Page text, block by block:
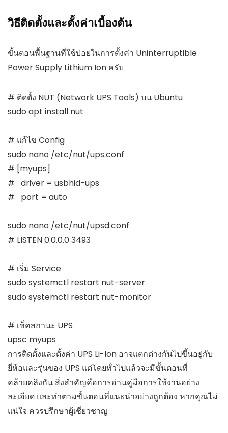
วิธีติดตั้งและตั้งค่าเบื้องต้น
ขั้นตอนพื้นฐานที่ใช้บ่อยในการตั้งค่า Uninterruptible
Power Supply Lithium Ion ครับ
# ติดตั้ง NUT (Network UPS Tools) บน Ubuntu
sudo apt install nut
# แก้ไข Config
sudo nano /etc/nut/ups.conf
# [myups]
#   driver = usbhid-ups
#   port = auto
sudo nano /etc/nut/upsd.conf
# LISTEN 0.0.0.0 3493
# เริ่ม Service
sudo systemctl restart nut-server
sudo systemctl restart nut-monitor
# เช็คสถานะ UPS
upsc myups
การติดตั้งและตั้งค่า UPS Li-Ion อาจแตกต่างกันไปขึ้นอยู่กับ
ยี่ห้อและรุ่นของ UPS แต่โดยทั่วไปแล้วจะมีขั้นตอนที่
คล้ายคลึงกัน สิ่งสำคัญคือการอ่านคู่มือการใช้งานอย่าง
ละเอียด และทำตามขั้นตอนที่แนะนำอย่างถูกต้อง หากคุณไม่
แน่ใจ ควรปรึกษาผู้เชี่ยวชาญ